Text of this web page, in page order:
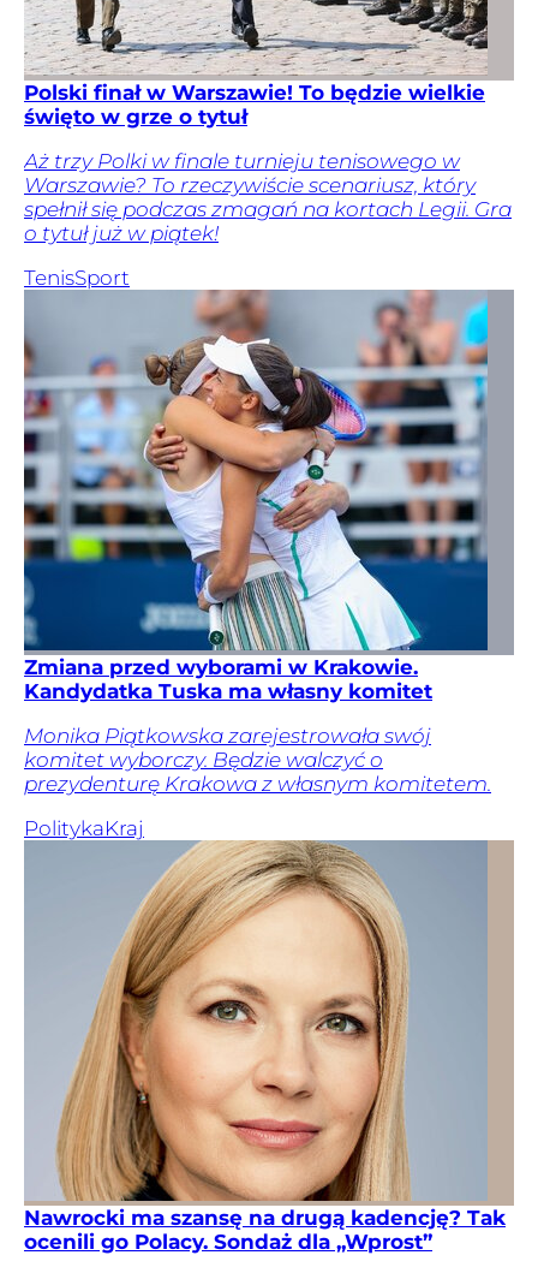
Polski finał w Warszawie! To będzie wielkie
święto w grze o tytuł
Aż trzy Polki w finale turnieju tenisowego w
Warszawie? To rzeczywiście scenariusz, który
spełnił się podczas zmagań na kortach Legii. Gra
o tytuł już w piątek!
TenisSport
Zmiana przed wyborami w Krakowie.
Kandydatka Tuska ma własny komitet
Monika Piątkowska zarejestrowała swój
komitet wyborczy. Będzie walczyć o
prezydenturę Krakowa z własnym komitetem.
PolitykaKraj
Nawrocki ma szansę na drugą kadencję? Tak
ocenili go Polacy. Sondaż dla „Wprost”